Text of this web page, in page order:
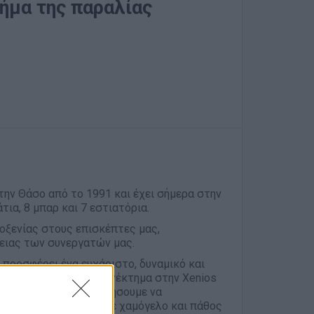
της παραλίας
Θάσο από το 1991 και έχει σήμερα στην
8 μπαρ και 7 εστιατόρια.
στους επισκέπτες μας,
των συνεργατών μας.
ένα ευχάριστο, δυναμικό και
πιο πολύτιμο πλεονέκτημα στην Xenios
και να βοηθήσουμε να
ανθρώπους που με χαμόγελο και πάθος